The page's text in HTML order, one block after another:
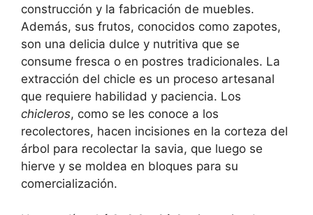
construcción y la fabricación de muebles.
Además, sus frutos, conocidos como zapotes,
son una delicia dulce y nutritiva que se
consume fresca o en postres tradicionales. La
extracción del chicle es un proceso artesanal
que requiere habilidad y paciencia. Los
chicleros, como se les conoce a los
recolectores, hacen incisiones en la corteza del
árbol para recolectar la savia, que luego se
hierve y se moldea en bloques para su
comercialización.